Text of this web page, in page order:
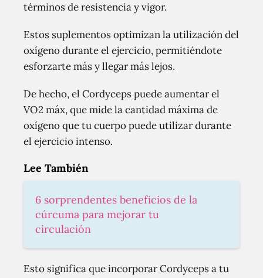
términos de resistencia y vigor.
Estos suplementos optimizan la utilización del
oxígeno durante el ejercicio, permitiéndote
esforzarte más y llegar más lejos.
De hecho, el Cordyceps puede aumentar el
VO2 máx, que mide la cantidad máxima de
oxígeno que tu cuerpo puede utilizar durante
el ejercicio intenso.
Lee También
6 sorprendentes beneficios de la
cúrcuma para mejorar tu
circulación
Esto significa que incorporar Cordyceps a tu